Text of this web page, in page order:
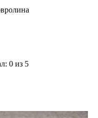
0 из 5